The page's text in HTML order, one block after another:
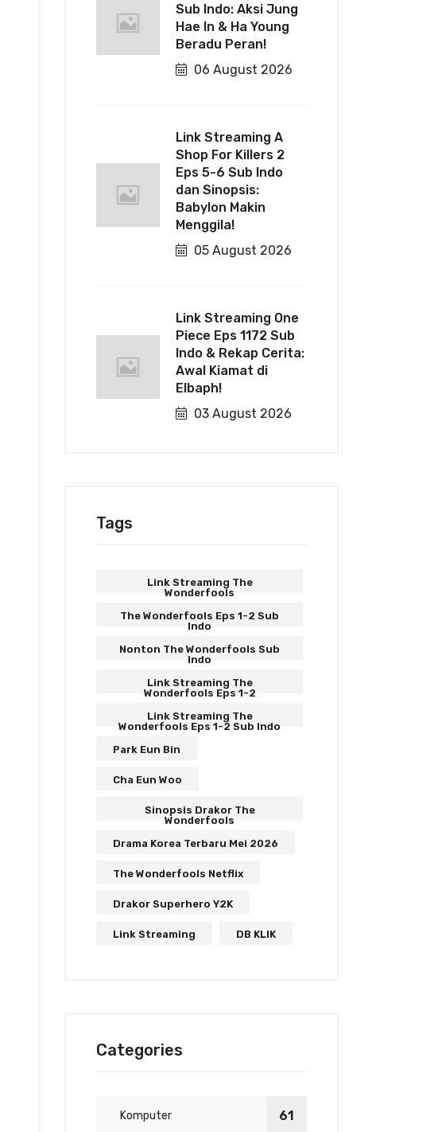
Sub Indo: Aksi Jung
Hae In & Ha Young
Beradu Peran!
06 August 2026
Link Streaming A
Shop For Killers 2
Eps 5-6 Sub Indo
dan Sinopsis:
Babylon Makin
Menggila!
05 August 2026
Link Streaming One
Piece Eps 1172 Sub
Indo & Rekap Cerita:
Awal Kiamat di
Elbaph!
03 August 2026
Tags
Link Streaming The
Wonderfools
The Wonderfools Eps 1-2 Sub
Indo
Nonton The Wonderfools Sub
Indo
Link Streaming The
Wonderfools Eps 1-2
Link Streaming The
Wonderfools Eps 1-2 Sub Indo
Park Eun Bin
Cha Eun Woo
Sinopsis Drakor The
Wonderfools
Drama Korea Terbaru Mei 2026
The Wonderfools Netflix
Drakor Superhero Y2K
Link Streaming DB KLIK
Categories
Komputer 61